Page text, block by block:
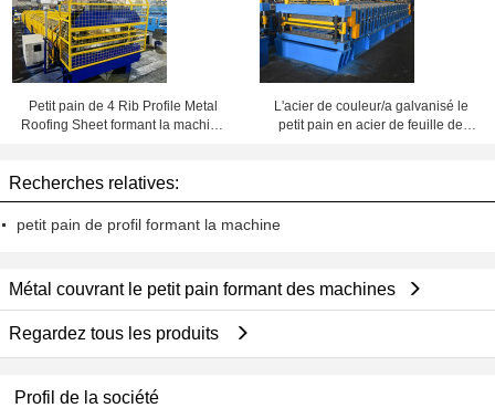
Petit pain de 4 Rib Profile Metal
Roofing Sheet formant la machine
L'acier de couleur/a galvanisé le
petit pain en acier de feuille de
Recherches relatives:
petit pain de profil formant la machine
Métal couvrant le petit pain formant des machines
Regardez tous les produits
Profil de la société